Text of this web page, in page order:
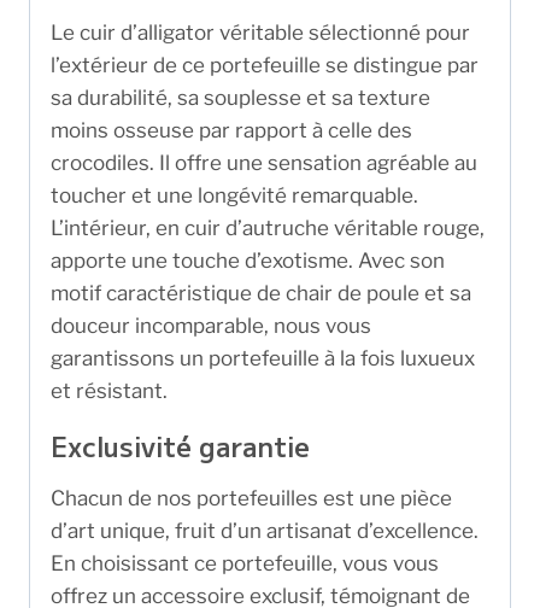
Le cuir d’alligator véritable sélectionné pour
l’extérieur de ce portefeuille se distingue par
sa durabilité, sa souplesse et sa texture
moins osseuse par rapport à celle des
crocodiles. Il offre une sensation agréable au
toucher et une longévité remarquable.
L’intérieur, en cuir d’autruche véritable rouge,
apporte une touche d’exotisme. Avec son
motif caractéristique de chair de poule et sa
douceur incomparable, nous vous
garantissons un portefeuille à la fois luxueux
et résistant.
Exclusivité garantie
Chacun de nos portefeuilles est une pièce
d’art unique, fruit d’un artisanat d’excellence.
En choisissant ce portefeuille, vous vous
offrez un accessoire exclusif, témoignant de